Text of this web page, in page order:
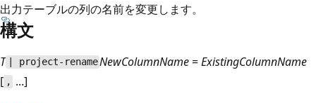
出力テーブルの列の名前を変更します。
構文
T | project-renameNewColumnName=ExistingColumnName
[ , ...]